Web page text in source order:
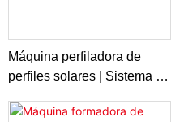
Máquina perfiladora de
perfiles solares | Sistema de